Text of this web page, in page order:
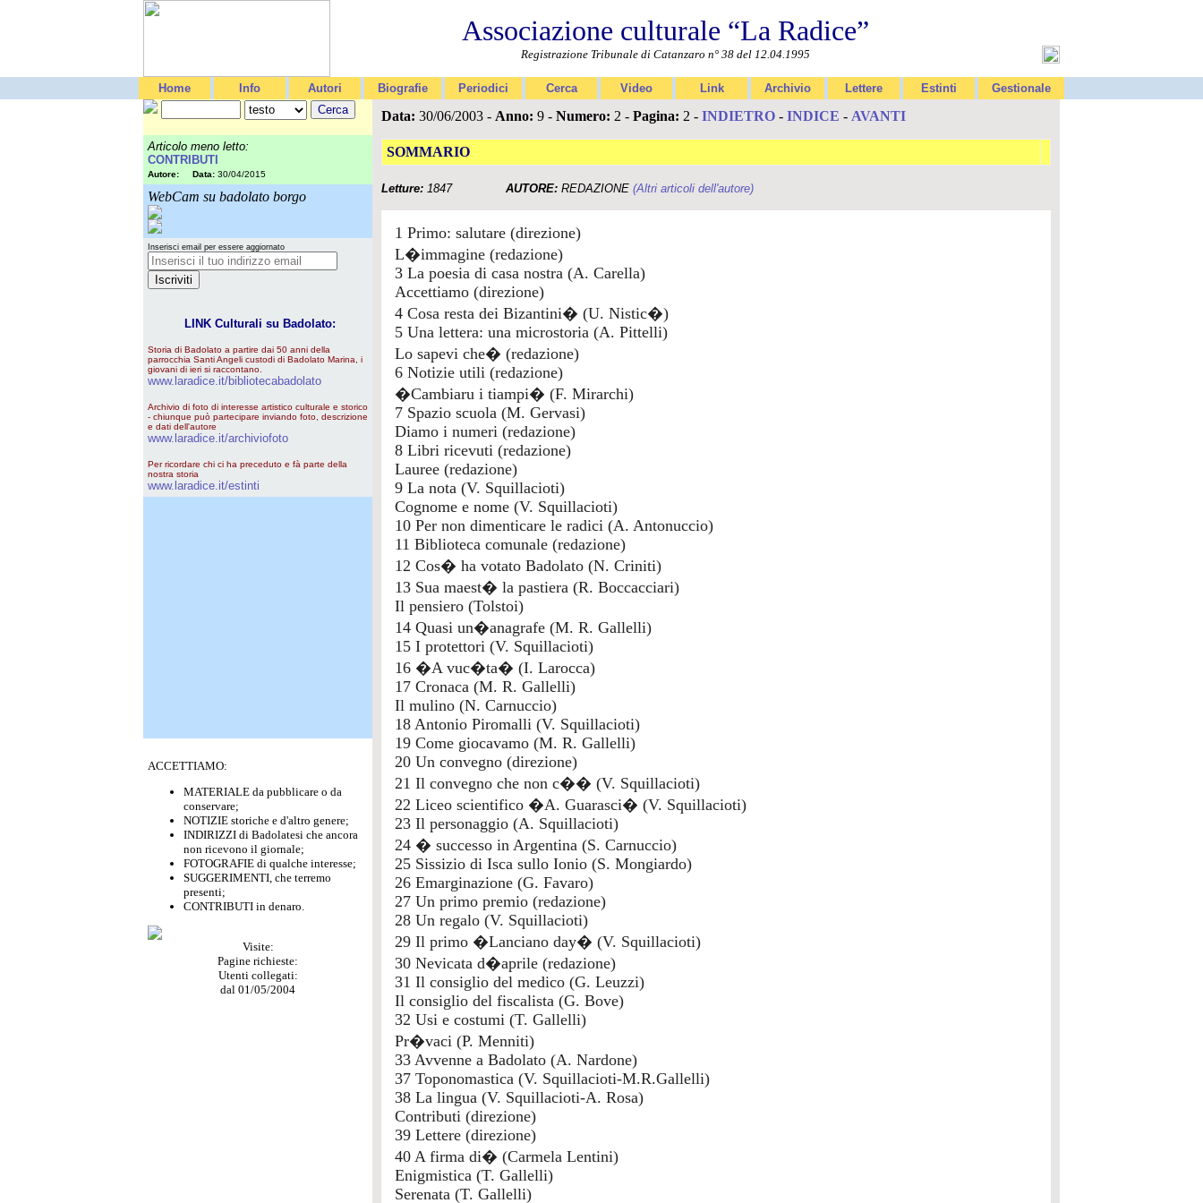
Associazione culturale “La Radice”
Registrazione Tribunale di Catanzaro n° 38 del 12.04.1995
Home Info Autori Biografie Periodici Cerca Video Link Archivio Lettere Estinti Gestionale
Articolo meno letto:
CONTRIBUTI
Autore: Data: 30/04/2015
WebCam su badolato borgo
Inserisci email per essere aggiornato
LINK Culturali su Badolato:
Storia di Badolato a partire dai 50 anni della
parrocchia Santi Angeli custodi di Badolato Marina, i
giovani di ieri si raccontano.
www.laradice.it/bibliotecabadolato
Archivio di foto di interesse artistico culturale e storico
- chiunque può partecipare inviando foto, descrizione
e dati dell'autore
www.laradice.it/archiviofoto
Per ricordare chi ci ha preceduto e fà parte della
nostra storia
www.laradice.it/estinti
ACCETTIAMO:
MATERIALE da pubblicare o da
conservare;
NOTIZIE storiche e d'altro genere;
INDIRIZZI di Badolatesi che ancora
non ricevono il giornale;
FOTOGRAFIE di qualche interesse;
SUGGERIMENTI, che terremo
presenti;
CONTRIBUTI in denaro.
Visite:
Pagine richieste:
Utenti collegati:
dal 01/05/2004
Data: 30/06/2003 - Anno: 9 - Numero: 2 - Pagina: 2 - INDIETRO - INDICE - AVANTI
SOMMARIO
Letture: 1847 AUTORE: REDAZIONE (Altri articoli dell'autore)
1 Primo: salutare (direzione)
L�immagine (redazione)
3 La poesia di casa nostra (A. Carella)
Accettiamo (direzione)
4 Cosa resta dei Bizantini� (U. Nistic�)
5 Una lettera: una microstoria (A. Pittelli)
Lo sapevi che� (redazione)
6 Notizie utili (redazione)
�Cambiaru i tiampi� (F. Mirarchi)
7 Spazio scuola (M. Gervasi)
Diamo i numeri (redazione)
8 Libri ricevuti (redazione)
Lauree (redazione)
9 La nota (V. Squillacioti)
Cognome e nome (V. Squillacioti)
10 Per non dimenticare le radici (A. Antonuccio)
11 Biblioteca comunale (redazione)
12 Cos� ha votato Badolato (N. Criniti)
13 Sua maest� la pastiera (R. Boccacciari)
Il pensiero (Tolstoi)
14 Quasi un�anagrafe (M. R. Gallelli)
15 I protettori (V. Squillacioti)
16 �A vuc�ta� (I. Larocca)
17 Cronaca (M. R. Gallelli)
Il mulino (N. Carnuccio)
18 Antonio Piromalli (V. Squillacioti)
19 Come giocavamo (M. R. Gallelli)
20 Un convegno (direzione)
21 Il convegno che non c�� (V. Squillacioti)
22 Liceo scientifico �A. Guarasci� (V. Squillacioti)
23 Il personaggio (A. Squillacioti)
24 � successo in Argentina (S. Carnuccio)
25 Sissizio di Isca sullo Ionio (S. Mongiardo)
26 Emarginazione (G. Favaro)
27 Un primo premio (redazione)
28 Un regalo (V. Squillacioti)
29 Il primo �Lanciano day� (V. Squillacioti)
30 Nevicata d�aprile (redazione)
31 Il consiglio del medico (G. Leuzzi)
Il consiglio del fiscalista (G. Bove)
32 Usi e costumi (T. Gallelli)
Pr�vaci (P. Menniti)
33 Avvenne a Badolato (A. Nardone)
37 Toponomastica (V. Squillacioti-M.R.Gallelli)
38 La lingua (V. Squillacioti-A. Rosa)
Contributi (direzione)
39 Lettere (direzione)
40 A firma di� (Carmela Lentini)
Enigmistica (T. Gallelli)
Serenata (T. Gallelli)